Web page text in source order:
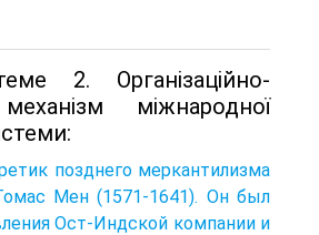
2. Організаційно-
міжнародної
позднего меркантилизма
Мен (1571-1641). Он был
Ост-Индской компании и